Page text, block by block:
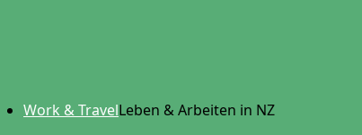
Work & TravelLeben & Arbeiten in NZ